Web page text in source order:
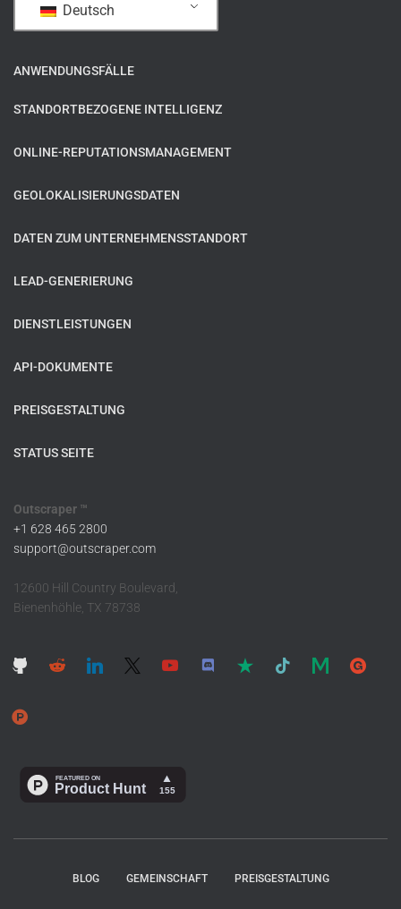
Deutsch
ANWENDUNGSFÄLLE
STANDORTBEZOGENE INTELLIGENZ
ONLINE-REPUTATIONSMANAGEMENT
GEOLOKALISIERUNGSDATEN
DATEN ZUM UNTERNEHMENSSTANDORT
LEAD-GENERIERUNG
DIENSTLEISTUNGEN
API-DOKUMENTE
PREISGESTALTUNG
STATUS SEITE
Outscraper ™
+1 628 465 2800
support@outscraper.com
12600 Hill Country Boulevard,
Bienenhöhle, TX 78738
BLOG GEMEINSCHAFT PREISGESTALTUNG